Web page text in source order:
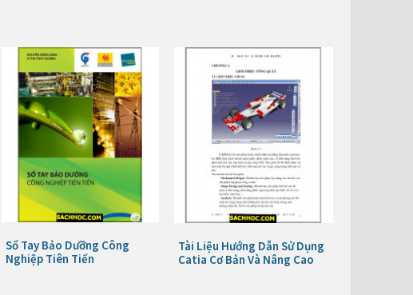
Sổ Tay Bảo Dưỡng Công
Nghiệp Tiên Tiến
Tài Liệu Hướng Dẫn Sử Dụng
Catia Cơ Bản Và Nâng Cao